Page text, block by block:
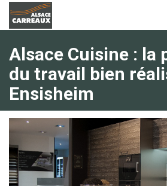
Alsace Cuisine : la
du travail bien
Ensisheim